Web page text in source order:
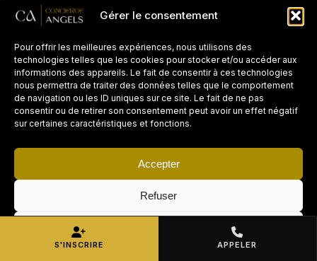
Gérer le consentement
Pour offrir les meilleures expériences, nous utilisons des
technologies telles que les cookies pour stocker et/ou accéder aux
informations des appareils. Le fait de consentir à ces technologies
nous permettra de traiter des données telles que le comportement
de navigation ou les ID uniques sur ce site. Le fait de ne pas
consentir ou de retirer son consentement peut avoir un effet négatif
sur certaines caractéristiques et fonctions.
Accepter
Refuser
S'INSCRIRE APPELER
VOUS CHERCHEZ DES
Devenez prestataire
ménage Airbnb
Postuler maintenant →